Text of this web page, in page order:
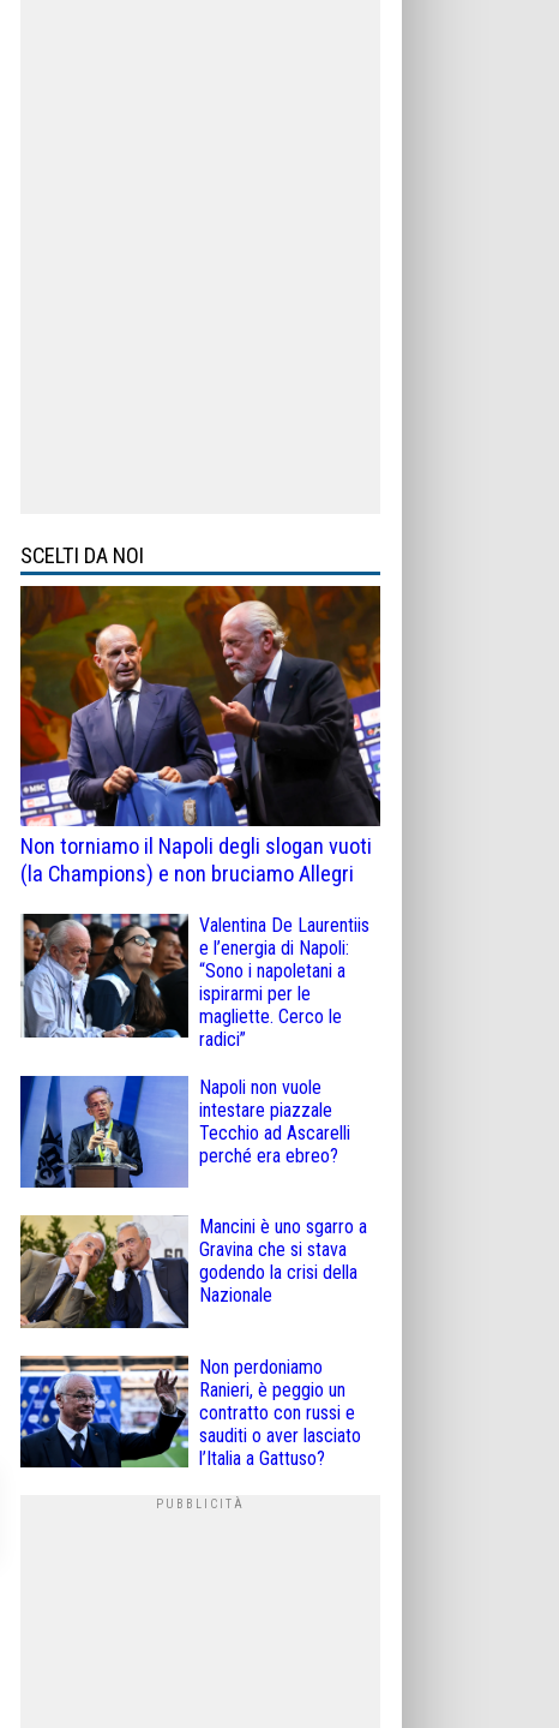
SCELTI DA NOI
Non torniamo il Napoli degli slogan vuoti
(la Champions) e non bruciamo Allegri
Valentina De Laurentiis
e l’energia di Napoli:
“Sono i napoletani a
ispirarmi per le
magliette. Cerco le
radici”
Napoli non vuole
intestare piazzale
Tecchio ad Ascarelli
perché era ebreo?
Mancini è uno sgarro a
Gravina che si stava
godendo la crisi della
Nazionale
Non perdoniamo
Ranieri, è peggio un
contratto con russi e
sauditi o aver lasciato
l’Italia a Gattuso?